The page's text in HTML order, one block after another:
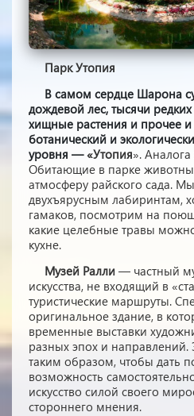
Парк Утопия
В самом сердце Шарона
дождевой лес, тысячи
хищные растения и прочее и
ботанический и
уровня —«Утопия». Аналога
Обитающие в парке
атмосферу райского сада.
двухъярусным лабиринтам,
гамаков, посмотрим на
какие целебные травы
кухне.
Музей Ралли — частный
искусства, не входящий в
туристические маршруты.
оригинальное здание, в
временные выставки
разных эпох и
таким образом, чтобы дать
возможность
искусство силой своего
стороннего мнения.